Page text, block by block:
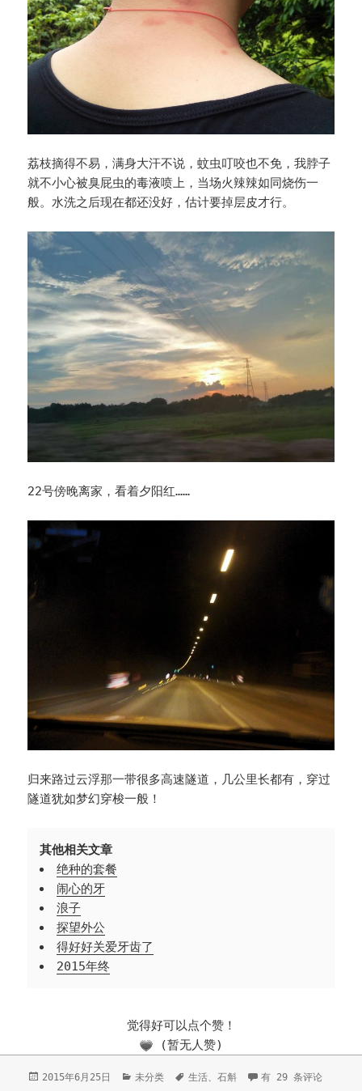
荔枝摘得不易，满身大汗不说，蚊虫叮咬也不免，我脖子
就不小心被臭屁虫的毒液喷上，当场火辣辣如同烧伤一
般。水洗之后现在都还没好，估计要掉层皮才行。
22号傍晚离家，看着夕阳红……
归来路过云浮那一带很多高速隧道，几公里长都有，穿过
隧道犹如梦幻穿梭一般！
其他相关文章
绝种的套餐
闹心的牙
浪子
探望外公
得好好关爱牙齿了
2015年终
觉得好可以点个赞！
(暂无人赞)
发
2015年6月25日
分
未分类
标
生活 、石斛 端午回家记
有 29 条评论